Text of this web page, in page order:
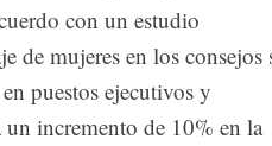
con un estudio
de mujeres en los consejos
puestos ejecutivos y
incremento de 10% en la